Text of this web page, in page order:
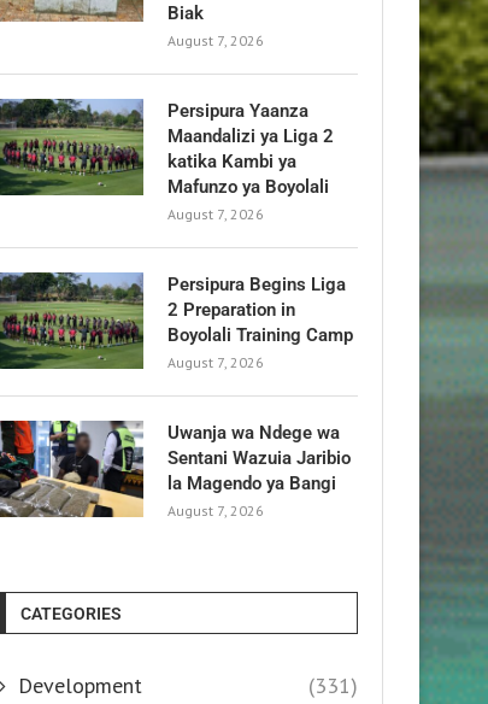
Biak
August 7, 2026
Persipura Yaanza
Maandalizi ya Liga 2
katika Kambi ya
Mafunzo ya Boyolali
August 7, 2026
Persipura Begins Liga
2 Preparation in
Boyolali Training Camp
August 7, 2026
Uwanja wa Ndege wa
Sentani Wazuia Jaribio
la Magendo ya Bangi
August 7, 2026
CATEGORIES
Development (331)